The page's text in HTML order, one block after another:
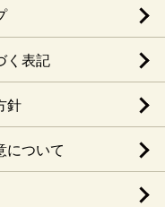
く表記
針
について